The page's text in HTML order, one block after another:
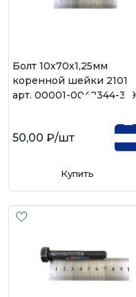
Болт 10х70х1,25мм
коренной шейки 2101
арт. 00001-0042344-319
50,00 ₽/шт
Купить